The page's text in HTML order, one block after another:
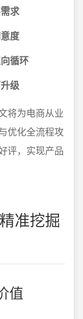
求
度
循环
级
将为电商从业
优化全流程攻
评，实现产品
准挖掘
值